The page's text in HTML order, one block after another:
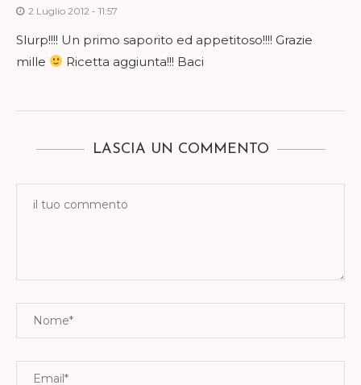
2 Luglio 2012 - 11:57
Slurp!!!! Un primo saporito ed appetitoso!!!! Grazie
mille
Ricetta aggiunta!!! Baci
LASCIA UN COMMENTO